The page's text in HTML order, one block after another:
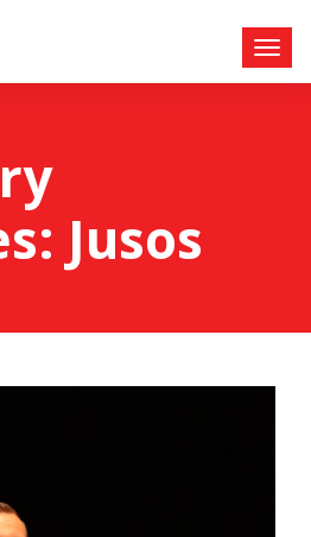
Jusos